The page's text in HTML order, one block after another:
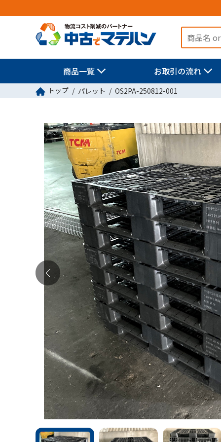
商品一覧 お取引の流れ
トップ パレット OS2PA-250812-001